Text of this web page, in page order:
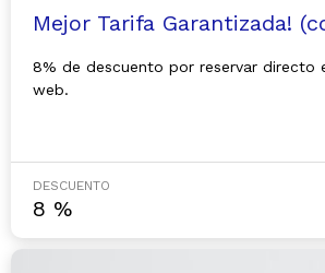
Mejor Tarifa Garantizada!
8% de descuento por reservar directo
web.
DESCUENTO
8 %